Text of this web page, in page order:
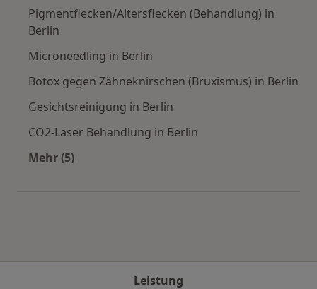
Pigmentflecken/Altersflecken (Behandlung) in
Berlin
Microneedling in Berlin
Botox gegen Zähneknirschen (Bruxismus) in Berlin
Gesichtsreinigung in Berlin
CO2-Laser Behandlung in Berlin
Mehr (5)
Leistung